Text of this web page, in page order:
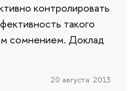
контролировать
такого
сомнением. Доклад
20 августа 2013